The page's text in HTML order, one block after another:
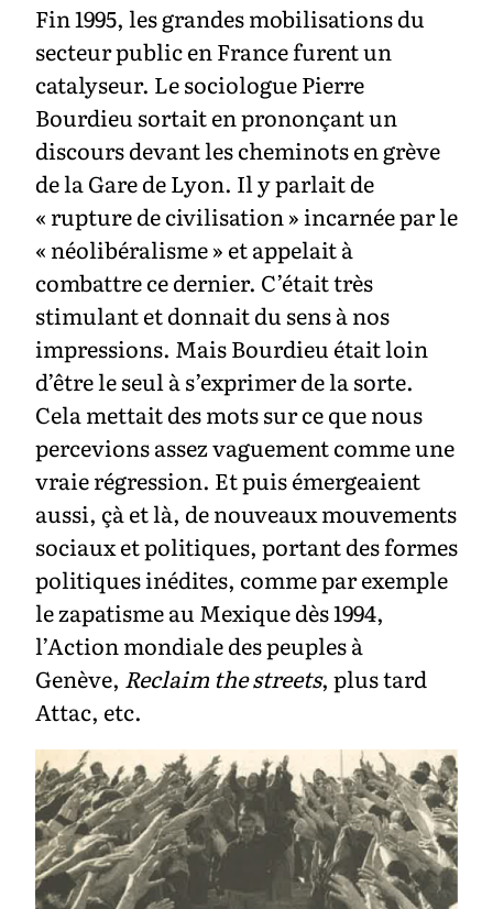
Fin 1995, les grandes mobilisations du
secteur public en France furent un
catalyseur. Le sociologue Pierre
Bourdieu sortait en prononçant un
discours devant les cheminots en grève
de la Gare de Lyon. Il y parlait de
« rupture de civilisation » incarnée par le
« néolibéralisme » et appelait à
combattre ce dernier. C’était très
stimulant et donnait du sens à nos
impressions. Mais Bourdieu était loin
d’être le seul à s’exprimer de la sorte.
Cela mettait des mots sur ce que nous
percevions assez vaguement comme une
vraie régression. Et puis émergeaient
aussi, çà et là, de nouveaux mouvements
sociaux et politiques, portant des formes
politiques inédites, comme par exemple
le zapatisme au Mexique dès 1994,
l’Action mondiale des peuples à
Genève, Reclaim the streets, plus tard
Attac, etc.